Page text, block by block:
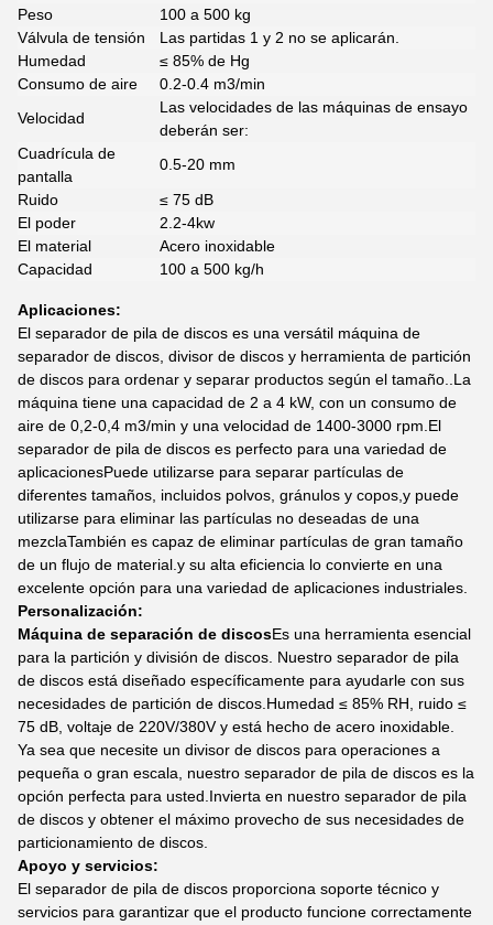
Peso
100 a 500 kg
Válvula de tensión
Las partidas 1 y 2 no se aplicarán.
Humedad
≤ 85% de Hg
Consumo de aire
0.2-0.4 m3/min
Velocidad
Las velocidades de las máquinas de ensayo
deberán ser:
Cuadrícula de
pantalla
0.5-20 mm
Ruido
≤ 75 dB
El poder
2.2-4kw
El material
Acero inoxidable
Capacidad
100 a 500 kg/h
Aplicaciones:
El separador de pila de discos es una versátil máquina de
separador de discos, divisor de discos y herramienta de partición
de discos para ordenar y separar productos según el tamaño..La
máquina tiene una capacidad de 2 a 4 kW, con un consumo de
aire de 0,2-0,4 m3/min y una velocidad de 1400-3000 rpm.El
separador de pila de discos es perfecto para una variedad de
aplicacionesPuede utilizarse para separar partículas de
diferentes tamaños, incluidos polvos, gránulos y copos,y puede
utilizarse para eliminar las partículas no deseadas de una
mezclaTambién es capaz de eliminar partículas de gran tamaño
de un flujo de material.y su alta eficiencia lo convierte en una
excelente opción para una variedad de aplicaciones industriales.
Personalización:
Máquina de separación de discosEs una herramienta esencial
para la partición y división de discos. Nuestro separador de pila
de discos está diseñado específicamente para ayudarle con sus
necesidades de partición de discos.Humedad ≤ 85% RH, ruido ≤
75 dB, voltaje de 220V/380V y está hecho de acero inoxidable.
Ya sea que necesite un divisor de discos para operaciones a
pequeña o gran escala, nuestro separador de pila de discos es la
opción perfecta para usted.Invierta en nuestro separador de pila
de discos y obtener el máximo provecho de sus necesidades de
particionamiento de discos.
Apoyo y servicios:
El separador de pila de discos proporciona soporte técnico y
servicios para garantizar que el producto funcione correctamente